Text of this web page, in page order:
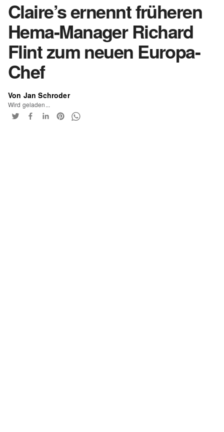
Claire’s ernennt früheren
Hema-Manager Richard
Flint zum neuen Europa-
Chef
Von Jan Schroder
Wird geladen...